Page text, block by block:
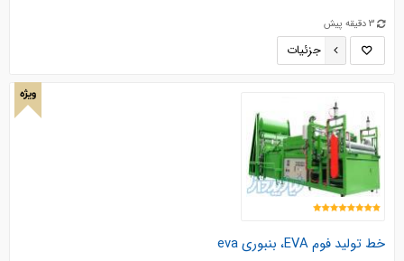
3 دقیقه پیش
جزئیات
ویژه
خط تولید فوم EVA، بنبوری eva